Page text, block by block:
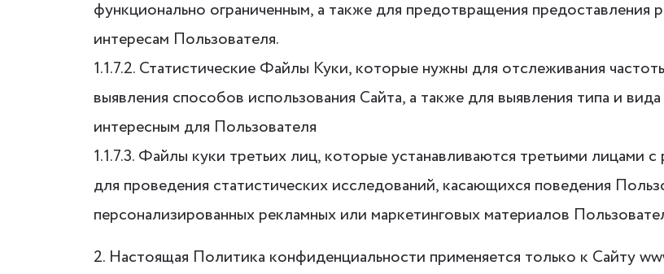
функционально ограниченным, а также для предотвращения
интересам Пользователя.
1.1.7.2. Статистические Файлы Куки, которые нужны для отслеживания
выявления способов использования Сайта, а также для выявления типа и
интересным для Пользователя
1.1.7.3. Файлы куки третьих лиц, которые устанавливаются третьими лицами
для проведения статистических исследований, касающихся поведения
персонализированных рекламных или маркетинговых материалов
2. Настоящая Политика конфиденциальности применяется только к Сайту